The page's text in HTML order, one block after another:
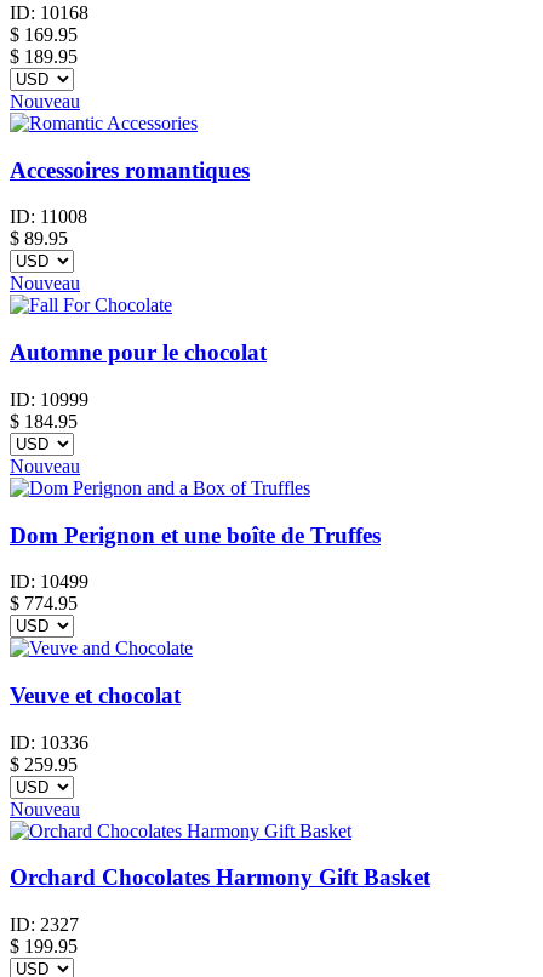
ID: 10168
$ 169.95
$ 189.95
Nouveau
Accessoires romantiques
ID: 11008
$ 89.95
Nouveau
Automne pour le chocolat
ID: 10999
$ 184.95
Nouveau
Dom Perignon et une boîte de Truffes
ID: 10499
$ 774.95
Veuve et chocolat
ID: 10336
$ 259.95
Nouveau
Orchard Chocolates Harmony Gift Basket
ID: 2327
$ 199.95